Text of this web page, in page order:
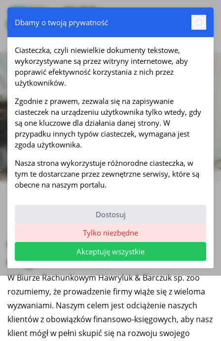
Oferta
Nasza Oferta – Kompleksowe Usługi
Księgowe dla Biznesu
W Biurze Rachunkowym Hawryluk & Barczuk sp. zoo
rozumiemy, że prowadzenie firmy wiąże się z wieloma
wyzwaniami. Naszym celem jest odciążenie naszych
klientów z obowiązków finansowo-księgowych, aby nasz
klient mógł w pełni skupić się na rozwoju swojego
Dbamy o twoją prywatność
Ciasteczka, czyli niewielkie dokumenty tekstowe,
wykorzystywane są przez witryny internetowe, aby
poprawić efektywność korzystania z nich przez
użytkowników.
Zgodnie z prawem, zezwala się na zapisywanie
ciasteczek na urządzeniu użytkownika tylko wtedy, gdy
są one kluczowe dla działania danej strony. W
przypadku innych typów ciasteczek, wymagana jest
zgoda użytkownika.
Nasza strona wykorzystuje różnorodne ciasteczka, w
tym te dostarczane przez zewnętrzne serwisy, które są
obecne na naszym portalu.
Dostosuj
Tylko niezbędne
Akceptuję wszystkie